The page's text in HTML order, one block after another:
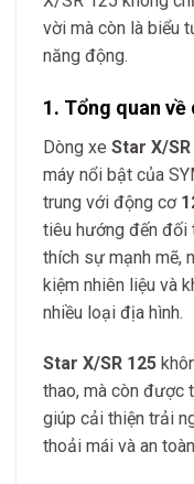
vời mà còn là biểu
năng động.
1. Tổng quan về
Dòng xe Star X/
máy nổi bật của
trung với động cơ
tiêu hướng đến đối
thích sự mạnh mẽ,
kiệm nhiên liệu và
nhiều loại địa hình.
Star X/SR 125
thao, mà còn được
giúp cải thiện trải
thoải mái và an